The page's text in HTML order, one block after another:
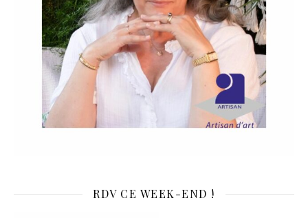
RDV CE WEEK-END !